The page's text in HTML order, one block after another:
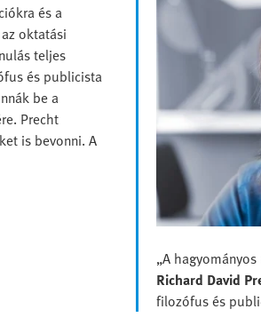
és a
oktatási
teljes
és publicista
be a
Precht
is bevonni. A
„A
Richard David
filozófus és